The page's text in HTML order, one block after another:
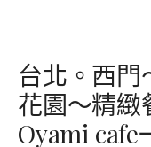
台北。西
花園～精緻
Oyami cafe